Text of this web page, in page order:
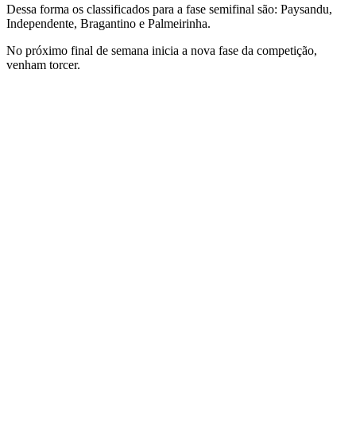
Dessa forma os classificados para a fase semifinal são: Paysandu,
Independente, Bragantino e Palmeirinha.
No próximo final de semana inicia a nova fase da competição,
venham torcer.